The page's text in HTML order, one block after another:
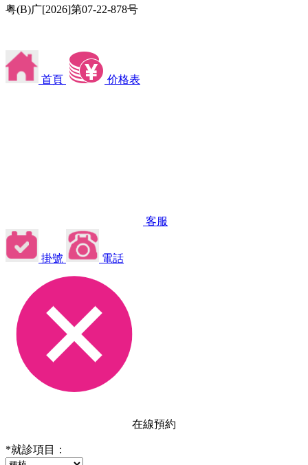
粤(B)广[2026]第07-22-878号
首頁 价格表
客服
掛號 電話
在線預約
*就診項目：